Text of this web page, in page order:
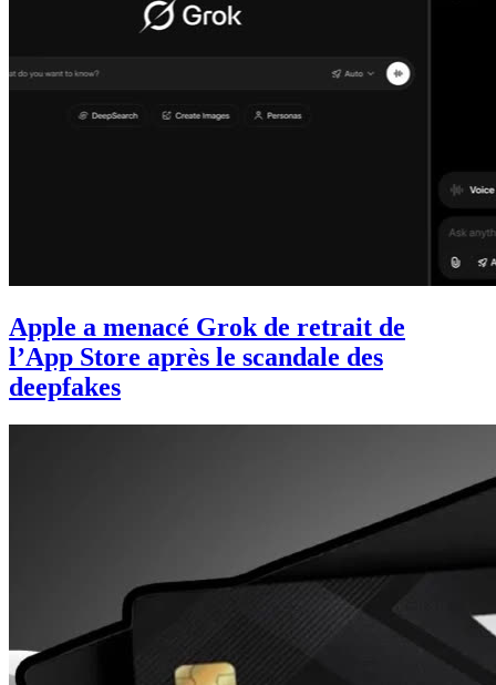
Apple a menacé Grok de retrait de
l’App Store après le scandale des
deepfakes